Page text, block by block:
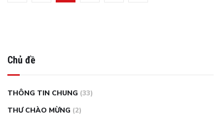
Chủ đề
THÔNG TIN CHUNG (33)
THƯ CHÀO MỪNG (2)